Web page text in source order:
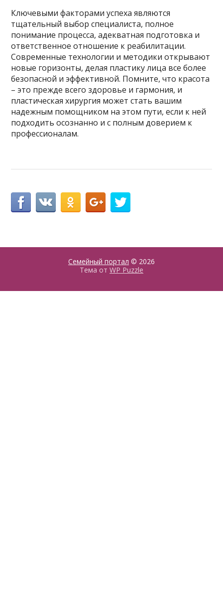
Ключевыми факторами успеха являются
тщательный выбор специалиста, полное
понимание процесса, адекватная подготовка и
ответственное отношение к реабилитации.
Современные технологии и методики открывают
новые горизонты, делая пластику лица все более
безопасной и эффективной. Помните, что красота
– это прежде всего здоровье и гармония, и
пластическая хирургия может стать вашим
надежным помощником на этом пути, если к ней
подходить осознанно и с полным доверием к
профессионалам.
Семейный портал © 2026
Тема от WP Puzzle